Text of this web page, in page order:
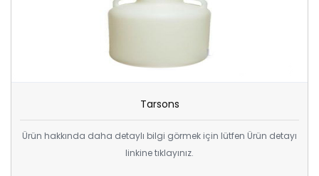
Tarsons
Ürün hakkında daha detaylı bilgi görmek için lütfen Ürün detayı
linkine tıklayınız.